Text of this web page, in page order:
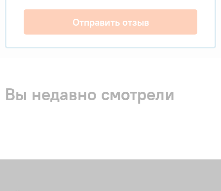
Отправить отзыв
Вы недавно смотрели